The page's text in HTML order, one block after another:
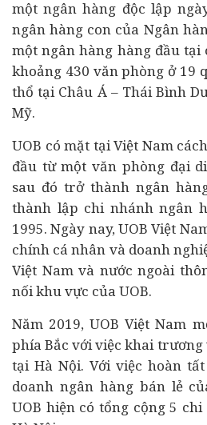
một ngân hàng độc lập
ngân hàng con của Ngân
một ngân hàng hàng đầu
khoảng 430 văn phòng ở 19
thổ tại Châu Á – Thái Bình
Mỹ.
UOB có mặt tại Việt Nam
đầu từ một văn phòng đại
sau đó trở thành ngân
thành lập chi nhánh ngân
1995. Ngày nay, UOB Việt
chính cá nhân và doanh
Việt Nam và nước ngoài
nối khu vực của UOB.
Năm 2019, UOB Việt Nam
phía Bắc với việc khai
tại Hà Nội. Với việc hoàn
doanh ngân hàng bán lẻ
UOB hiện có tổng cộng 5 chi